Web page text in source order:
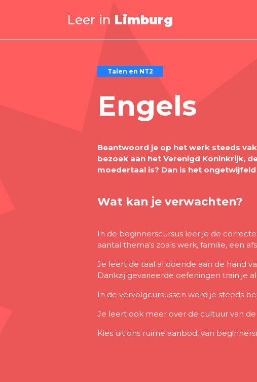
Leer in Limburg
Talen en NT2
Engels
Beantwoord je op het werk steeds
bezoek aan het Verenigd Koninkrijk,
moedertaal is? Dan is het
Wat kan je verwachten?
In de beginnerscursus leer je de
aantal thema’s zoals werk, familie, een
Je leert de taal al doende aan de hand
Dankzij gevarieerde oefeningen train je
In de vervolgcursussen word je steeds
Je leert ook meer over de cultuur van
Kies uit ons ruime aanbod, van